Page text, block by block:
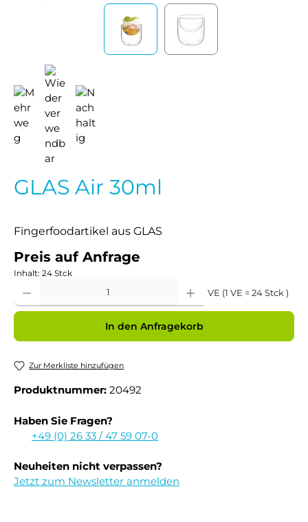
GLAS Air 30ml
Fingerfoodartikel aus GLAS
Preis auf Anfrage
Inhalt: 24 Stck
VE (1 VE = 24 Stck )
In den Anfragekorb
Zur Merkliste hinzufügen
Produktnummer: 20492
Haben Sie Fragen?
+49 (0) 26 33 / 47 59 07-0
Neuheiten nicht verpassen?
Jetzt zum Newsletter anmelden